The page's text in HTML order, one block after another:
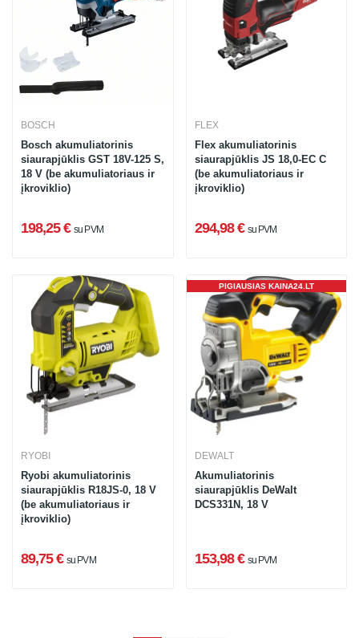
BOSCH
Bosch akumuliatorinis
siaurapjūklis GST 18V-125 S,
18 V (be akumuliatoriaus ir
įkroviklio)
198,25 € su PVM
FLEX
Flex akumuliatorinis
siaurapjūklis JS 18,0-EC C
(be akumuliatoriaus ir
įkroviklio)
294,98 € su PVM
RYOBI
Ryobi akumuliatorinis
siaurapjūklis R18JS-0, 18 V
(be akumuliatoriaus ir
įkroviklio)
89,75 € su PVM
PIGIAUSIAS KAINA24.LT
DEWALT
Akumuliatorinis
siaurapjūklis DeWalt
DCS331N, 18 V
153,98 € su PVM